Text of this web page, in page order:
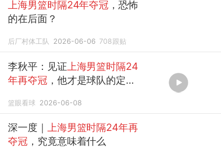
上海男篮时隔24年夺冠 ，恐怖
的在后面？
后厂村体工队 2026-06-06 708跟贴
李秋平：见证 上海男篮时隔24
年再夺冠，他才是球队的定海
篮眼看球 2026-06-08
深一度｜ 上海男篮时隔24年再
夺冠 ，究竟意味着什么